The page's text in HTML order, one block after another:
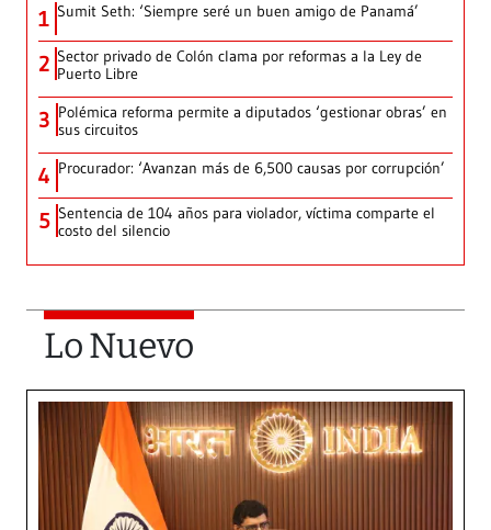
1 Sumit Seth: ‘Siempre seré un buen amigo de Panamá’
2 Sector privado de Colón clama por reformas a la Ley de
Puerto Libre
3 Polémica reforma permite a diputados ‘gestionar obras’ en
sus circuitos
4 Procurador: ‘Avanzan más de 6,500 causas por corrupción’
5 Sentencia de 104 años para violador, víctima comparte el
costo del silencio
Lo Nuevo